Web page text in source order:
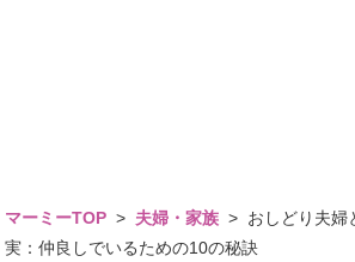
マーミーTOP > 夫婦・家族 > おしどり夫婦
実：仲良しでいるための10の秘訣